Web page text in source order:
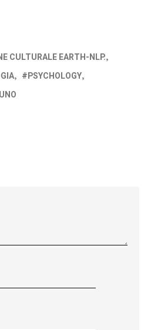
CULTURALE EARTH-NLP.
PSYCHOLOGY